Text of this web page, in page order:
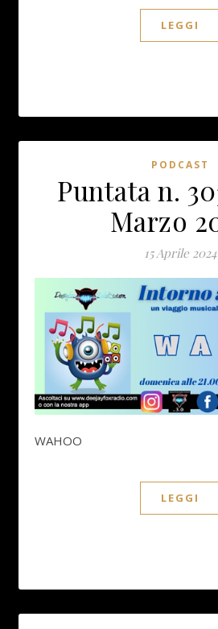
LEGGI
PODCAST
Puntata n.
Marzo
15 Aprile 2024
WAHOO
LEGGI